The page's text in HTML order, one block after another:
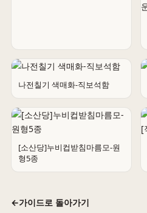
화조기린 유광굴림보석함
나전칠기 색매화-직보석함
[소산당]누비컵받침마름모-원
형5종
←가이드로 돌아가기